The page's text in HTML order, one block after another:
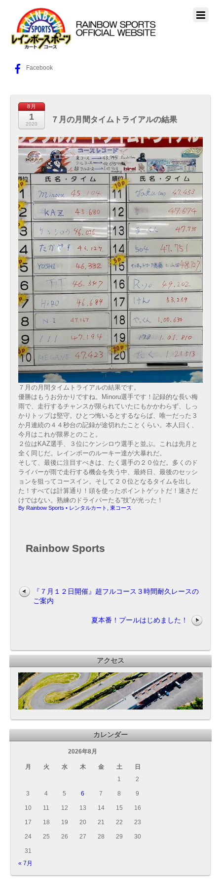
Facebook
8月
1
2020
７月の月間タイムトライアルの結果
７月の月間タイムトライアルの結果です。
優勝はもうお分かりですね。Minoru選手です！記録的な長い梅
雨で、走行するチャンスが限られていたにもかかわらず、しっ
かりトップは堅守。ひとつ悔いるとするならば、唯一だった３
か月連続の４４秒台の記録が途切れたことくらい。本人曰く、
今月はこれが限界とのこと。
２位はKAZ選手、３位にケンシロウ選手と並ぶ。これは先月と
全く同じだ。レインボーのルーキー達が大暴れだ。
そして、最後に注目すべきは、たく選手の２０位だ。多くのド
ライバーが雨で走行する機会を失う中、最終日、最後のセッシ
ョンを狙ってコースイン。そして２０位となるタイムを出し
た！すべては計算通り！頭を使ったポイントゲットだ！速さだ
けではない。熟練のドライバーたる“技”が光った！
By Rainbow Sports • レンタルカート ,東コース
Rainbow Sports
『７月１２日開催』超フルコース３時間耐久レースの
ご案内
夏本番！プールはじめました！
アクセス
カレンダー
2026年8月
月 火 水 木 金 土
日
1
2
3 4 5 6 7 8 9
10 11 12 13 14 15 16
17 18 19 20 21 22 23
24 25 26 27 28 29 30
31
« 7月